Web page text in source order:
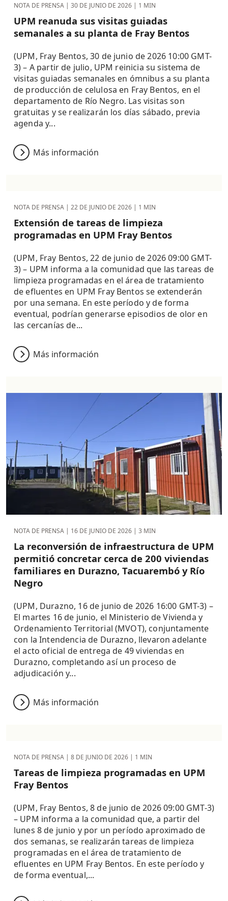
NOTA DE PRENSA | 30 DE JUNIO DE 2026 | 1 MIN
UPM reanuda sus visitas guiadas
semanales a su planta de Fray Bentos
(UPM, Fray Bentos, 30 de junio de 2026 10:00 GMT-
3) – A partir de julio, UPM reinicia su sistema de
visitas guiadas semanales en ómnibus a su planta
de producción de celulosa en Fray Bentos, en el
departamento de Río Negro. Las visitas son
gratuitas y se realizarán los días sábado, previa
agenda y...
Más información
NOTA DE PRENSA | 22 DE JUNIO DE 2026 | 1 MIN
Extensión de tareas de limpieza
programadas en UPM Fray Bentos
(UPM, Fray Bentos, 22 de junio de 2026 09:00 GMT-
3) – UPM informa a la comunidad que las tareas de
limpieza programadas en el área de tratamiento
de efluentes en UPM Fray Bentos se extenderán
por una semana. En este período y de forma
eventual, podrían generarse episodios de olor en
las cercanías de...
Más información
NOTA DE PRENSA | 16 DE JUNIO DE 2026 | 3 MIN
La reconversión de infraestructura de UPM
permitió concretar cerca de 200 viviendas
familiares en Durazno, Tacuarembó y Río
Negro
(UPM, Durazno, 16 de junio de 2026 16:00 GMT-3) –
El martes 16 de junio, el Ministerio de Vivienda y
Ordenamiento Territorial (MVOT), conjuntamente
con la Intendencia de Durazno, llevaron adelante
el acto oficial de entrega de 49 viviendas en
Durazno, completando así un proceso de
adjudicación y...
Más información
NOTA DE PRENSA | 8 DE JUNIO DE 2026 | 1 MIN
Tareas de limpieza programadas en UPM
Fray Bentos
(UPM, Fray Bentos, 8 de junio de 2026 09:00 GMT-3)
– UPM informa a la comunidad que, a partir del
lunes 8 de junio y por un período aproximado de
dos semanas, se realizarán tareas de limpieza
programadas en el área de tratamiento de
efluentes en UPM Fray Bentos. En este período y
de forma eventual,...